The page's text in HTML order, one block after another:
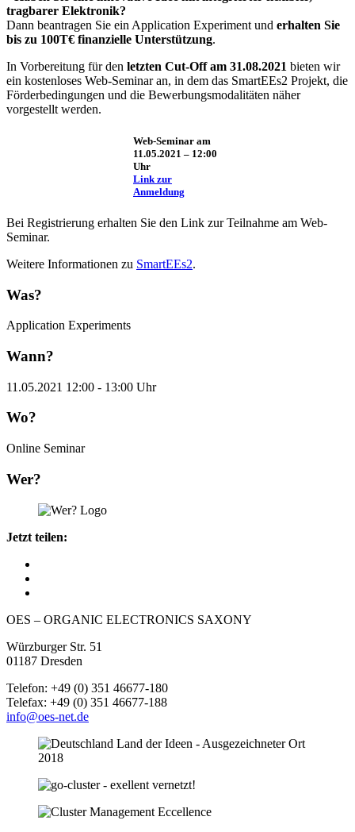
tragbarer Elektronik?
Dann beantragen Sie ein Application Experiment und erhalten Sie
bis zu 100T€ finanzielle Unterstützung.
In Vorbereitung für den letzten Cut-Off am 31.08.2021 bieten wir
ein kostenloses Web-Seminar an, in dem das SmartEEs2 Projekt, die
Förderbedingungen und die Bewerbungsmodalitäten näher
vorgestellt werden.
Web-Seminar am
11.05.2021 – 12:00
Uhr
Link zur
Anmeldung
Bei Registrierung erhalten Sie den Link zur Teilnahme am Web-
Seminar.
Weitere Informationen zu SmartEEs2.
Was?
Application Experiments
Wann?
11.05.2021 12:00 - 13:00 Uhr
Wo?
Online Seminar
Wer?
Jetzt teilen:
OES – ORGANIC ELECTRONICS SAXONY
Würzburger Str. 51
01187 Dresden
Telefon: +49 (0) 351 46677-180
Telefax: +49 (0) 351 46677-188
info@oes-net.de